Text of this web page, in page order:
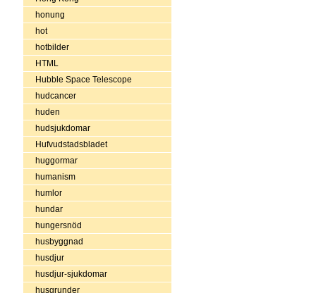
honung
hot
hotbilder
HTML
Hubble Space Telescope
hudcancer
huden
hudsjukdomar
Hufvudstadsbladet
huggormar
humanism
humlor
hundar
hungersnöd
husbyggnad
husdjur
husdjur-sjukdomar
husgrunder